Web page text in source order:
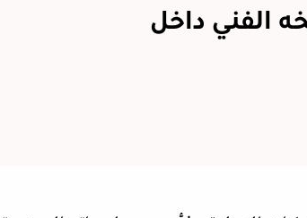
الفني داخل